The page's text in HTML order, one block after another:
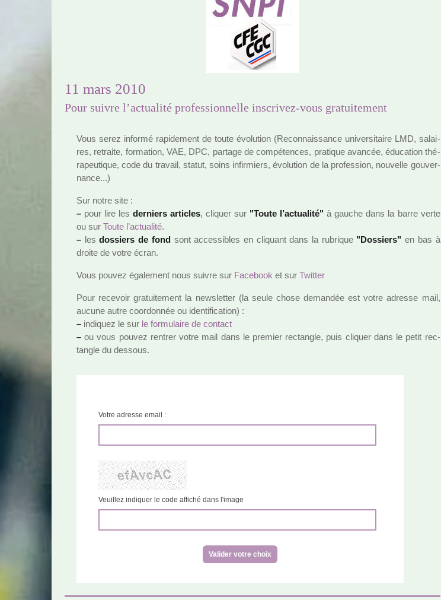
11 mars 2010
Pour suivre l’actualité professionnelle inscrivez-vous gratuitement
Vous serez informé rapi­de­ment de toute évolution (Reconnaissance uni­ver­si­taire LMD, salai­
res, retraite, for­ma­tion, VAE, DPC, par­tage de com­pé­ten­ces, pra­ti­que avan­cée, éducation thé­
ra­peu­ti­que, code du tra­vail, statut, soins infir­miers, évolution de la pro­fes­sion, nou­velle gou­ver­
nance...)
Sur notre site :
– pour lire lesder­niers arti­cles, cli­quer sur "Toute l’actua­lité" à gauche dans la barre verte
ou sur Toute l’actua­lité.
– lesdos­siers de fondsont acces­si­bles en cli­quant dans la rubri­que "Dossiers" en bas à
droite de votre écran.
Vous pouvez également nous suivre sur Facebook et sur Twitter
Pour rece­voir gra­tui­te­ment la news­let­ter (la seule chose deman­dée est votre adresse mail,
aucune autre coor­don­née ou iden­ti­fi­ca­tion) :
– indi­quez le sur le for­mu­laire de contact
– ou vous pouvez ren­trer votre mail dans le pre­mier rec­tan­gle, puis cli­quer dans le petit rec­
tan­gle du des­sous.